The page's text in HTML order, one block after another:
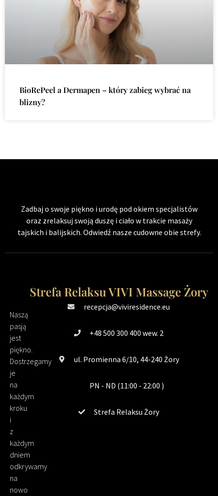
BioRePeel a Dermapen – który zabieg wybrać na
blizny?
Zadbaj o swoje piękno i urodę pod okiem specjalistów
oraz zrelaksuj swoją duszę i ciało w trakcie masaży
tajskich i balijskich. Odwiedź nasze cudowne obie strefy.
Naszą
pasją
jest
piękno.
Dostrzegamy
je
na
każdym
kroku
i
z
każdym
dniem
odkrywamy
na
nowo
Strefa Relaksu VIVI Massage Żory
recepcja@viviresidence.eu
+48 500 300 400 wew. 2
ul. Promienna 6/10, 44-240 Żory
PN - ND (11:00 - 22:00 )
Strefa Relaksu Żory